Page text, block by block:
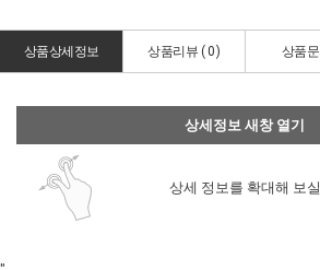
상품상세정보 상품리뷰 ( 0) 상품문
상세정보 새창 열기
상세 정보를 확대해 보